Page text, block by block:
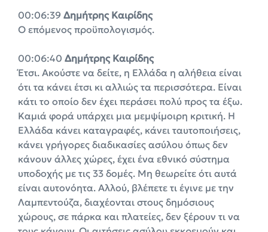
00:06:39 Δημήτρης Καιρίδης
Ο επόμενος προϋπολογισμός.
00:06:40 Δημήτρης Καιρίδης
Έτσι. Ακούστε να δείτε, η Ελλάδα η αλήθεια είναι
ότι τα κάνει έτσι κι αλλιώς τα περισσότερα. Είναι
κάτι το οποίο δεν έχει περάσει πολύ προς τα έξω.
Καμιά φορά υπάρχει μια μεμψίμοιρη κριτική. Η
Ελλάδα κάνει καταγραφές, κάνει ταυτοποιήσεις,
κάνει γρήγορες διαδικασίες ασύλου όπως δεν
κάνουν άλλες χώρες, έχει ένα εθνικό σύστημα
υποδοχής με τις 33 δομές. Μη θεωρείτε ότι αυτά
είναι αυτονόητα. Αλλού, βλέπετε τι έγινε με την
Λαμπεντούζα, διαχέονται στους δημόσιους
χώρους, σε πάρκα και πλατείες, δεν ξέρουν τι να